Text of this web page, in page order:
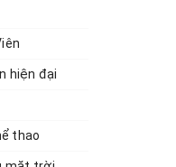
hiện đại
thao